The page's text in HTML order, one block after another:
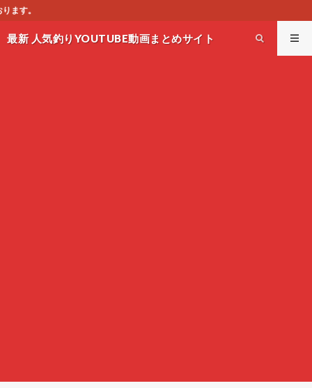
最新 人気釣りYOUTUBE動画まとめサイト